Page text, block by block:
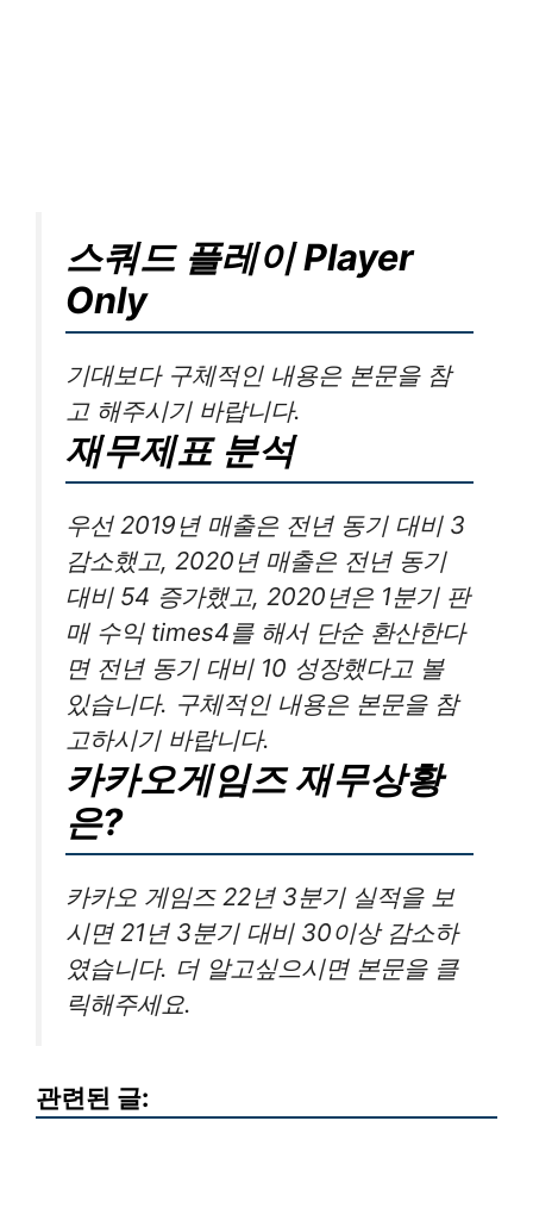
스쿼드 플레이 Player
Only
기대보다 구체적인 내용은 본문을 참
고 해주시기 바랍니다.
재무제표 분석
우선 2019년 매출은 전년 동기 대비 3
감소했고, 2020년 매출은 전년 동기
대비 54 증가했고, 2020년은 1분기 판
매 수익 times4를 해서 단순 환산한다
면 전년 동기 대비 10 성장했다고 볼
있습니다. 구체적인 내용은 본문을 참
고하시기 바랍니다.
카카오게임즈 재무상황
은?
카카오 게임즈 22년 3분기 실적을 보
시면 21년 3분기 대비 30이상 감소하
였습니다. 더 알고싶으시면 본문을 클
릭해주세요.
관련된 글: